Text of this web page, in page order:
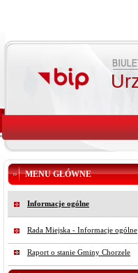
MENU GŁÓWNE
Informacje ogólne
Rada Miejska - Informacje ogólne
Raport o stanie Gminy Chorzele